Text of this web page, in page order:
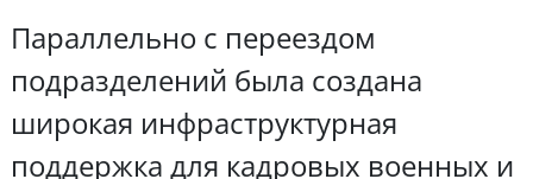
Параллельно с переездом
подразделений была создана
широкая инфраструктурная
поддержка для кадровых военных и